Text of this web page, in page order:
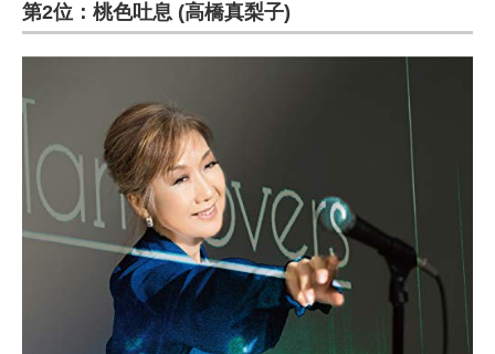
第2位：桃色吐息 (高橋真梨子)